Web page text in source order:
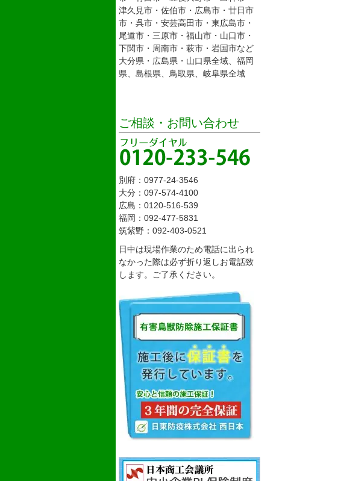
津久見市・佐伯市・広島市・廿日市
市・呉市・安芸高田市・東広島市・
尾道市・三原市・福山市・山口市・
下関市・周南市・萩市・岩国市など
大分県・広島県・山口県全域、福岡
県、島根県、鳥取県、岐阜県全域
ご相談・お問い合わせ
別府：0977-24-3546
大分：097-574-4100
広島：0120-516-539
福岡：092-477-5831
筑紫野：092-403-0521
日中は現場作業のため電話に出られ
なかった際は必ず折り返しお電話致
します。ご了承ください。